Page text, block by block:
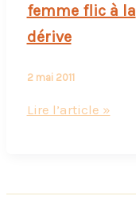
femme flic à la
dérive
2 mai 2011
Coup
portrait
Lire l’article »